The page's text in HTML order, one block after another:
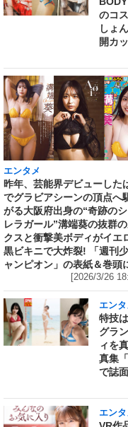
のコ
しょ
開カ
エンタメ
昨年、芸能界デビューした
でグラビアシーンの頂点へ
がる大阪府出身の“奇跡の
レラガール”溝端葵の抜群
クスと衝撃美ボディがイエ
黒ビキニで大炸裂! 「週刊
ャンピオン」の表紙＆巻頭
[2026/3/26
エンタ
特技
グラ
ィを
真集
で誌
エンタ